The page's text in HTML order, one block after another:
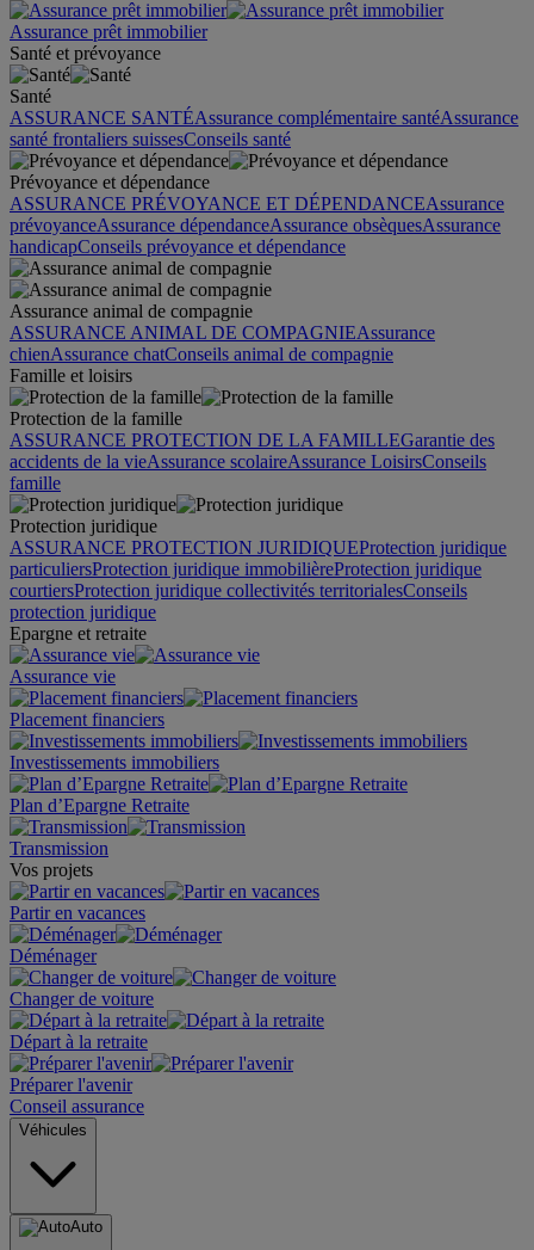
Assurance prêt immobilier
Santé et prévoyance
Santé
ASSURANCE SANTÉAssurance complémentaire santéAssurance
santé frontaliers suissesConseils santé
Prévoyance et dépendance
ASSURANCE PRÉVOYANCE ET DÉPENDANCEAssurance
prévoyanceAssurance dépendanceAssurance obsèquesAssurance
handicapConseils prévoyance et dépendance
Assurance animal de compagnie
ASSURANCE ANIMAL DE COMPAGNIEAssurance
chienAssurance chatConseils animal de compagnie
Famille et loisirs
Protection de la famille
ASSURANCE PROTECTION DE LA FAMILLEGarantie des
accidents de la vieAssurance scolaireAssurance LoisirsConseils
famille
Protection juridique
ASSURANCE PROTECTION JURIDIQUEProtection juridique
particuliersProtection juridique immobilièreProtection juridique
courtiersProtection juridique collectivités territorialesConseils
protection juridique
Epargne et retraite
Assurance vie
Placement financiers
Investissements immobiliers
Plan d’Epargne Retraite
Transmission
Vos projets
Partir en vacances
Déménager
Changer de voiture
Départ à la retraite
Préparer l'avenir
Conseil assurance
Véhicules
Auto